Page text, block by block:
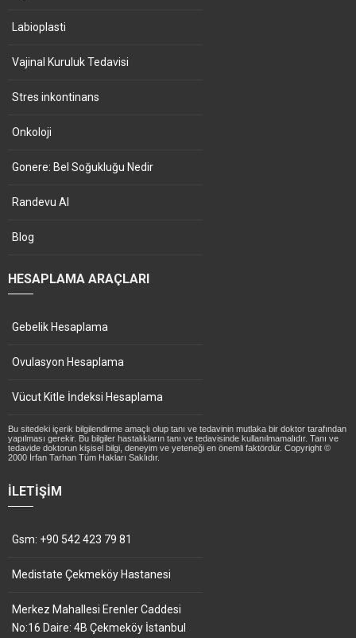
Labioplasti
Vajinal Kuruluk Tedavisi
Stres inkontinans
Onkoloji
Gonere: Bel Soğukluğu Nedir
Randevu Al
Blog
HESAPLAMA ARAÇLARI
Gebelik Hesaplama
Ovulasyon Hesaplama
Vücut Kitle İndeksi Hesaplama
Bu sitedeki içerik bilgilendirme amaçlı olup tanı ve tedavinin mutlaka bir doktor tarafından
yapılması gerekir. Bu bilgiler hastalıkların tanı ve tedavisinde kullanılmamalıdır. Tanı ve
tedavide doktorun kişisel bilgi, deneyim ve yeteneği en önemli faktördür. Copyright ©
2000 İrfan Tarhan Tüm Hakları Saklıdır.
İLETIŞIM
Gsm: +90 542 423 79 81
Medistate Çekmeköy Hastanesi
Merkez Mahallesi Erenler Caddesi
No:16 Daire: 4B Çekmeköy İstanbul